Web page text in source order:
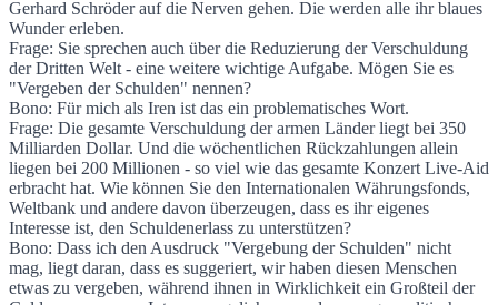
Gerhard Schröder auf die Nerven gehen. Die werden alle ihr blaues
Wunder erleben.
Frage: Sie sprechen auch über die Reduzierung der Verschuldung
der Dritten Welt - eine weitere wichtige Aufgabe. Mögen Sie es
"Vergeben der Schulden" nennen?
Bono: Für mich als Iren ist das ein problematisches Wort.
Frage: Die gesamte Verschuldung der armen Länder liegt bei 350
Milliarden Dollar. Und die wöchentlichen Rückzahlungen allein
liegen bei 200 Millionen - so viel wie das gesamte Konzert Live-Aid
erbracht hat. Wie können Sie den Internationalen Währungsfonds,
Weltbank und andere davon überzeugen, dass es ihr eigenes
Interesse ist, den Schuldenerlass zu unterstützen?
Bono: Dass ich den Ausdruck "Vergebung der Schulden" nicht
mag, liegt daran, dass es suggeriert, wir haben diesen Menschen
etwas zu vergeben, während ihnen in Wirklichkeit ein Großteil der